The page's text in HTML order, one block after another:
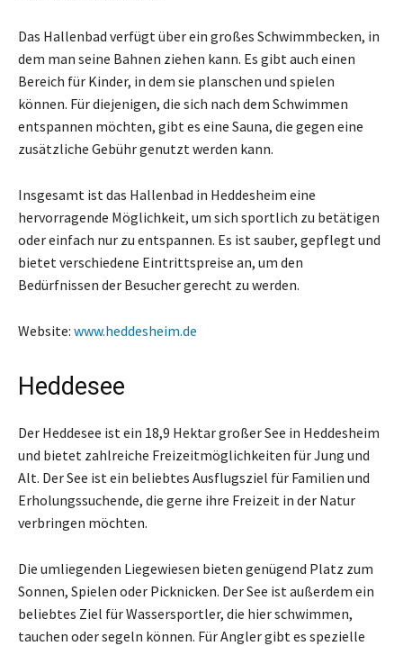
Das Hallenbad verfügt über ein großes Schwimmbecken, in
dem man seine Bahnen ziehen kann. Es gibt auch einen
Bereich für Kinder, in dem sie planschen und spielen
können. Für diejenigen, die sich nach dem Schwimmen
entspannen möchten, gibt es eine Sauna, die gegen eine
zusätzliche Gebühr genutzt werden kann.
Insgesamt ist das Hallenbad in Heddesheim eine
hervorragende Möglichkeit, um sich sportlich zu betätigen
oder einfach nur zu entspannen. Es ist sauber, gepflegt und
bietet verschiedene Eintrittspreise an, um den
Bedürfnissen der Besucher gerecht zu werden.
Website: www.heddesheim.de
Heddesee
Der Heddesee ist ein 18,9 Hektar großer See in Heddesheim
und bietet zahlreiche Freizeitmöglichkeiten für Jung und
Alt. Der See ist ein beliebtes Ausflugsziel für Familien und
Erholungssuchende, die gerne ihre Freizeit in der Natur
verbringen möchten.
Die umliegenden Liegewiesen bieten genügend Platz zum
Sonnen, Spielen oder Picknicken. Der See ist außerdem ein
beliebtes Ziel für Wassersportler, die hier schwimmen,
tauchen oder segeln können. Für Angler gibt es spezielle